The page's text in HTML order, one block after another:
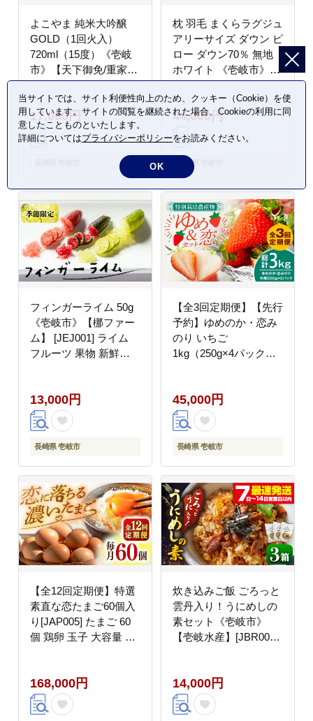
よこやま 純米大吟醸
GOLD（1回火入）
720ml（15度）《壱岐
市》【天下御免/重家酒
造】[JDB047] 酒 お酒
日本酒 大吟醸 重家酒造
ギフト 敬老の日 のし
ギフト プレゼント
17000 17000円
17,000円
枕 羽毛 まくらラグジュ
アリーサイズ ダウン ピ
ロー ダウン70％ 無地
ホワイト 《壱岐市》
【富士新幸九州】
[JDH008] 44000 44000
円
44,000円
長崎県 壱岐市
フィンガーライム 50g
《壱岐市》【梛ファー
ム】 [JEJ001] ライム
フルーツ 果物 新鮮
13,000円
長崎県 壱岐市
【全3回定期便】【先行
予約】ゆめのか・恋み
のり いちご
1kg（250g×4パック）
[JEO003] お取り寄せい
ちご ゆめのか 甘い 赤
い イチゴ 産地直送 こ
だわりいちご フレッシ
新鮮 いちご
45,000円
長崎県 壱岐市
【全12回定期便】特選
素直な恋たまご60個入
り[JAP005] たまご 60
個 鶏卵 玉子 大容量 国
き 200000 200000円 20
万円
168,000円
炊き込みご飯 ごろっと
雲丹入り！うにめしの
素セット《壱岐市》
【壱岐水産】[JBR005]
14,000円
当サイトでは、サイト利便性向上のため、クッキー（Cookie）を使
用しています。サイトの閲覧を継続された場合、Cookieの利用に同
意したことものといたします。
詳細についてはプライバシーポリシーをお読みください。
OK